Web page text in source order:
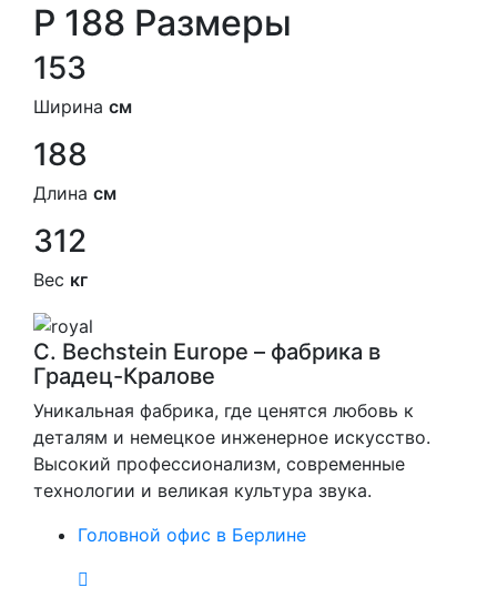
P 188 Размеры
153
Ширина см
188
Длина см
312
Вес кг
C. Bechstein Europe – фабрика в
Градец-Кралове
Уникальная фабрика, где ценятся любовь к
деталям и немецкое инженерное искусство.
Высокий профессионализм, современные
технологии и великая культура звука.
Головной офис в Берлине